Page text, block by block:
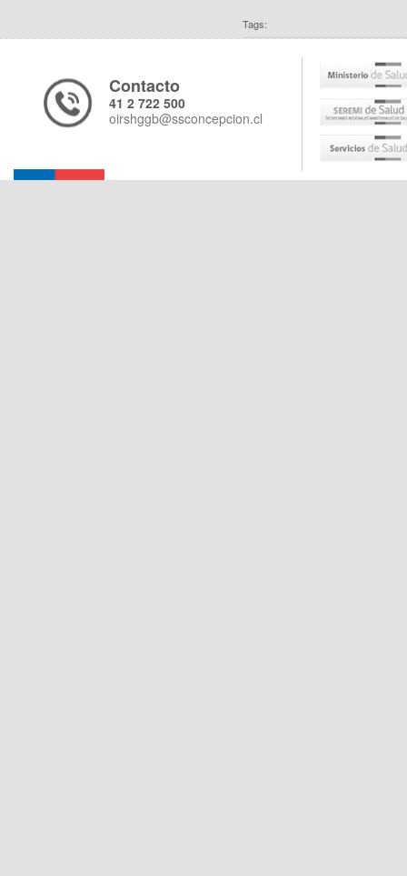
Tags:
Contacto
41 2 722 500
oirshggb@ssconcepcion.cl